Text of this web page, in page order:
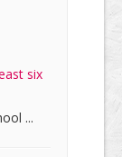
six
...